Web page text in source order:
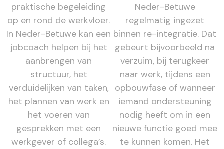
praktische begeleiding
op en rond de werkvloer.
In Neder-Betuwe kan een
jobcoach helpen bij het
aanbrengen van
structuur, het
verduidelijken van taken,
het plannen van werk en
het voeren van
gesprekken met een
werkgever of collega’s.
Neder-Betuwe
regelmatig ingezet
binnen re-integratie. Dat
gebeurt bijvoorbeeld na
verzuim, bij terugkeer
naar werk, tijdens een
opbouwfase of wanneer
iemand ondersteuning
nodig heeft om in een
nieuwe functie goed mee
te kunnen komen. Het